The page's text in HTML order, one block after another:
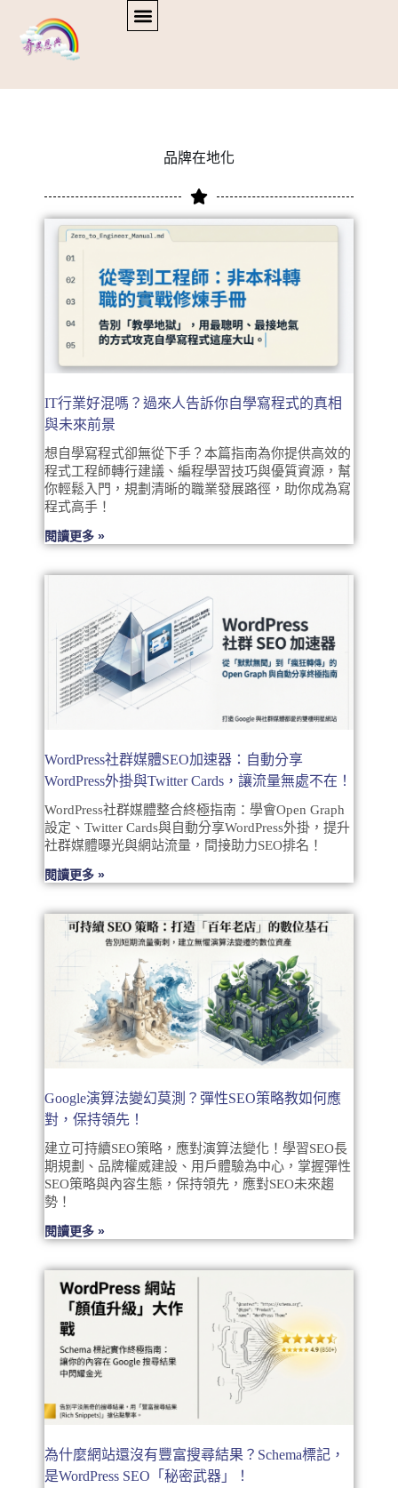
品牌在地化
IT行業好混嗎？過來人告訴你自學寫程式的真相
與未來前景
想自學寫程式卻無從下手？本篇指南為你提供高效的
程式工程師轉行建議、編程學習技巧與優質資源，幫
你輕鬆入門，規劃清晰的職業發展路徑，助你成為寫
程式高手！
閱讀更多 »
WordPress社群媒體SEO加速器：自動分享
WordPress外掛與Twitter Cards，讓流量無處不在！
WordPress社群媒體整合終極指南：學會Open Graph
設定、Twitter Cards與自動分享WordPress外掛，提升
社群媒體曝光與網站流量，間接助力SEO排名！
閱讀更多 »
Google演算法變幻莫測？彈性SEO策略教如何應
對，保持領先！
建立可持續SEO策略，應對演算法變化！學習SEO長
期規劃、品牌權威建設、用戶體驗為中心，掌握彈性
SEO策略與內容生態，保持領先，應對SEO未來趨
勢！
閱讀更多 »
為什麼網站還沒有豐富搜尋結果？Schema標記，
是WordPress SEO「秘密武器」！